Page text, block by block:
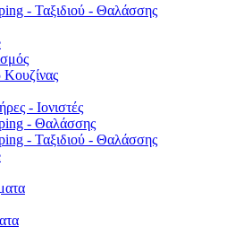
- Ταξιδιού - Θαλάσσης
- Ιονιστές
- Θαλάσσης
- Ταξιδιού - Θαλάσσης